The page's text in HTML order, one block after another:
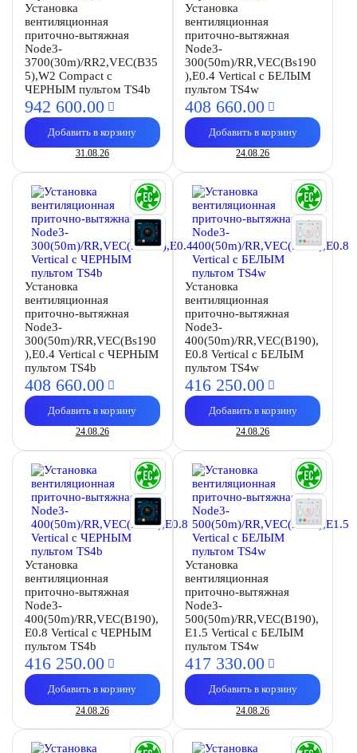
Установка
вентиляционная
приточно-вытяжная
Node3-
3700(30m)/RR2,VEC(B35
5),W2 Compact с
ЧЕРНЫМ пультом TS4b
942 600.00
Добавить в корзину
31.08.26
Установка
вентиляционная
приточно-вытяжная
Node3-
300(50m)/RR,VEC(Bs190
),E0.4 Vertical с БЕЛЫМ
пультом TS4w
408 660.00
Добавить в корзину
24.08.26
Установка
вентиляционная
приточно-вытяжная
Node3-
300(50m)/RR,VEC(Bs190
),E0.4 Vertical с ЧЕРНЫМ
пультом TS4b
408 660.00
Добавить в корзину
24.08.26
Установка
вентиляционная
приточно-вытяжная
Node3-
400(50m)/RR,VEC(B190),
E0.8 Vertical с БЕЛЫМ
пультом TS4w
416 250.00
Добавить в корзину
24.08.26
Установка
вентиляционная
приточно-вытяжная
Node3-
400(50m)/RR,VEC(B190),
E0.8 Vertical с ЧЕРНЫМ
пультом TS4b
416 250.00
Добавить в корзину
24.08.26
Установка
вентиляционная
приточно-вытяжная
Node3-
500(50m)/RR,VEC(B190),
E1.5 Vertical с БЕЛЫМ
пультом TS4w
417 330.00
Добавить в корзину
24.08.26